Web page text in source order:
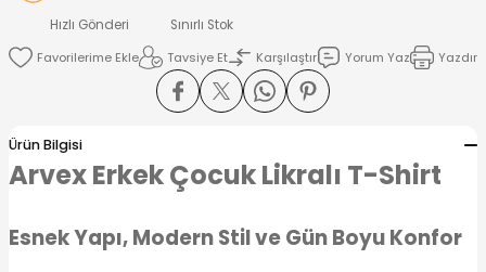
Hızlı Gönderi
Sınırlı Stok
Tavsiye Et
Karşılaştır Yorum Yaz Yazdır
Ürün Bilgisi
Arvex Erkek Çocuk Likralı T-Shirt
Esnek Yapı, Modern Stil ve Gün Boyu Konfor